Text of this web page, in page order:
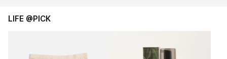
LIFE @PICK